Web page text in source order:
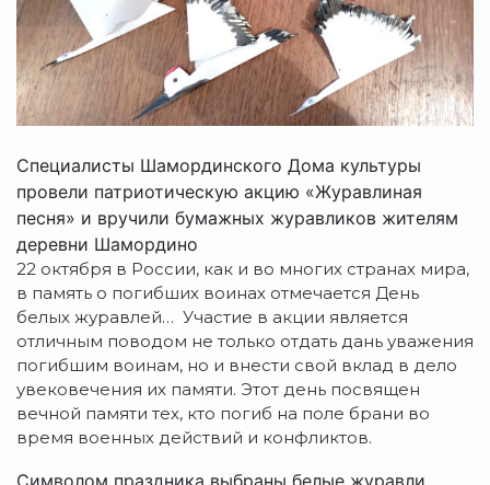
Специалисты Шамординского Дома культуры
провели патриотическую акцию «Журавлиная
песня» и вручили бумажных журавликов жителям
деревни Шамордино
22 октября в России, как и во многих странах мира,
в память о погибших воинах отмечается День
белых журавлей… Участие в акции является
отличным поводом не только отдать дань уважения
погибшим воинам, но и внести свой вклад в дело
увековечения их памяти. Этот день посвящен
вечной памяти тех, кто погиб на поле брани во
время военных действий и конфликтов.
Символом праздника выбраны белые журавли,